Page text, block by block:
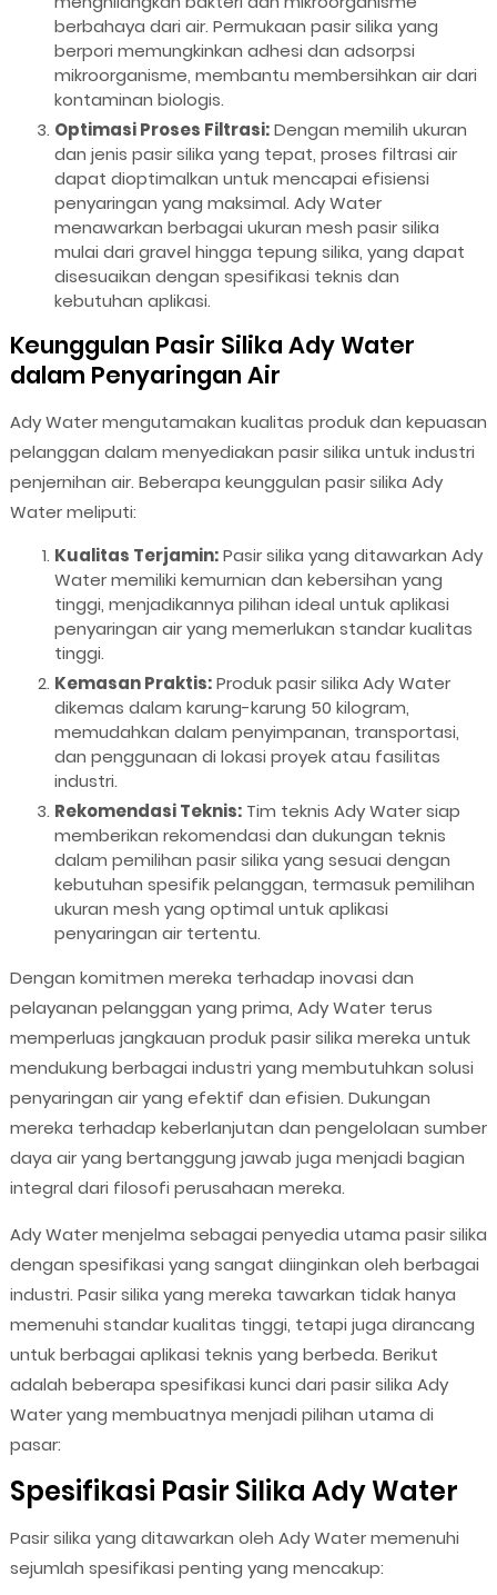
berbahaya dari air. Permukaan pasir silika yang
berpori memungkinkan adhesi dan adsorpsi
mikroorganisme, membantu membersihkan air dari
kontaminan biologis.
Optimasi Proses Filtrasi:Dengan memilih ukuran
dan jenis pasir silika yang tepat, proses filtrasi air
dapat dioptimalkan untuk mencapai efisiensi
penyaringan yang maksimal. Ady Water
menawarkan berbagai ukuran mesh pasir silika
mulai dari gravel hingga tepung silika, yang dapat
disesuaikan dengan spesifikasi teknis dan
kebutuhan aplikasi.
Keunggulan Pasir Silika Ady Water
dalam Penyaringan Air
Ady Water mengutamakan kualitas produk dan kepuasan
pelanggan dalam menyediakan pasir silika untuk industri
penjernihan air. Beberapa keunggulan pasir silika Ady
Water meliputi:
Kualitas Terjamin:Pasir silika yang ditawarkan Ady
Water memiliki kemurnian dan kebersihan yang
tinggi, menjadikannya pilihan ideal untuk aplikasi
penyaringan air yang memerlukan standar kualitas
tinggi.
Kemasan Praktis:Produk pasir silika Ady Water
dikemas dalam karung-karung 50 kilogram,
memudahkan dalam penyimpanan, transportasi,
dan penggunaan di lokasi proyek atau fasilitas
industri.
Rekomendasi Teknis:Tim teknis Ady Water siap
memberikan rekomendasi dan dukungan teknis
dalam pemilihan pasir silika yang sesuai dengan
kebutuhan spesifik pelanggan, termasuk pemilihan
ukuran mesh yang optimal untuk aplikasi
penyaringan air tertentu.
Dengan komitmen mereka terhadap inovasi dan
pelayanan pelanggan yang prima, Ady Water terus
memperluas jangkauan produk pasir silika mereka untuk
mendukung berbagai industri yang membutuhkan solusi
penyaringan air yang efektif dan efisien. Dukungan
mereka terhadap keberlanjutan dan pengelolaan sumber
daya air yang bertanggung jawab juga menjadi bagian
integral dari filosofi perusahaan mereka.
Ady Water menjelma sebagai penyedia utama pasir silika
dengan spesifikasi yang sangat diinginkan oleh berbagai
industri. Pasir silika yang mereka tawarkan tidak hanya
memenuhi standar kualitas tinggi, tetapi juga dirancang
untuk berbagai aplikasi teknis yang berbeda. Berikut
adalah beberapa spesifikasi kunci dari pasir silika Ady
Water yang membuatnya menjadi pilihan utama di
pasar:
Spesifikasi Pasir Silika Ady Water
Pasir silika yang ditawarkan oleh Ady Water memenuhi
sejumlah spesifikasi penting yang mencakup: